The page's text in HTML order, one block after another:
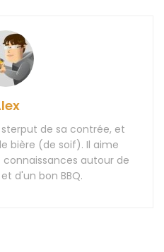
de sa contrée, et
bière (de soif). Il aime
autour de
d'un bon BBQ.